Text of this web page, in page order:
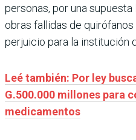
personas, por una
obras fallidas de
perjuicio para la institución
Leé también: Por ley
G.500.000 millones para
medicamentos